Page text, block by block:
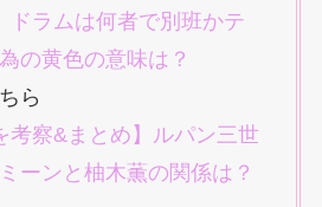
ドラムは何者で別班かテ
の黄色の意味は？
ら
考察&まとめ】ルパン三世
ーンと柚木薫の関係は？